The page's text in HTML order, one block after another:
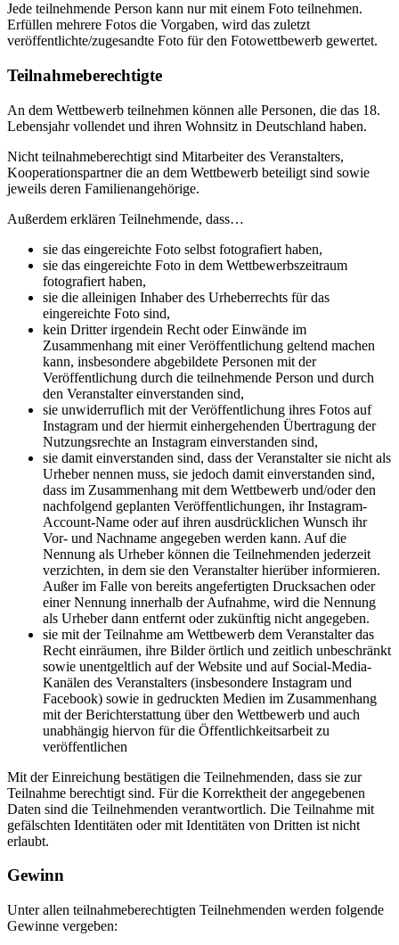
Jede teilnehmende Person kann nur mit einem Foto teilnehmen.
Erfüllen mehrere Fotos die Vorgaben, wird das zuletzt
veröffentlichte/zugesandte Foto für den Fotowettbewerb gewertet.
Teilnahmeberechtigte
An dem Wettbewerb teilnehmen können alle Personen, die das 18.
Lebensjahr vollendet und ihren Wohnsitz in Deutschland haben.
Nicht teilnahmeberechtigt sind Mitarbeiter des Veranstalters,
Kooperationspartner die an dem Wettbewerb beteiligt sind sowie
jeweils deren Familienangehörige.
Außerdem erklären Teilnehmende, dass…
sie das eingereichte Foto selbst fotografiert haben,
sie das eingereichte Foto in dem Wettbewerbszeitraum
fotografiert haben,
sie die alleinigen Inhaber des Urheberrechts für das
eingereichte Foto sind,
kein Dritter irgendein Recht oder Einwände im
Zusammenhang mit einer Veröffentlichung geltend machen
kann, insbesondere abgebildete Personen mit der
Veröffentlichung durch die teilnehmende Person und durch
den Veranstalter einverstanden sind,
sie unwiderruflich mit der Veröffentlichung ihres Fotos auf
Instagram und der hiermit einhergehenden Übertragung der
Nutzungsrechte an Instagram einverstanden sind,
sie damit einverstanden sind, dass der Veranstalter sie nicht als
Urheber nennen muss, sie jedoch damit einverstanden sind,
dass im Zusammenhang mit dem Wettbewerb und/oder den
nachfolgend geplanten Veröffentlichungen, ihr Instagram-
Account-Name oder auf ihren ausdrücklichen Wunsch ihr
Vor- und Nachname angegeben werden kann. Auf die
Nennung als Urheber können die Teilnehmenden jederzeit
verzichten, in dem sie den Veranstalter hierüber informieren.
Außer im Falle von bereits angefertigten Drucksachen oder
einer Nennung innerhalb der Aufnahme, wird die Nennung
als Urheber dann entfernt oder zukünftig nicht angegeben.
sie mit der Teilnahme am Wettbewerb dem Veranstalter das
Recht einräumen, ihre Bilder örtlich und zeitlich unbeschränkt
sowie unentgeltlich auf der Website und auf Social-Media-
Kanälen des Veranstalters (insbesondere Instagram und
Facebook) sowie in gedruckten Medien im Zusammenhang
mit der Berichterstattung über den Wettbewerb und auch
unabhängig hiervon für die Öffentlichkeitsarbeit zu
veröffentlichen
Mit der Einreichung bestätigen die Teilnehmenden, dass sie zur
Teilnahme berechtigt sind. Für die Korrektheit der angegebenen
Daten sind die Teilnehmenden verantwortlich. Die Teilnahme mit
gefälschten Identitäten oder mit Identitäten von Dritten ist nicht
erlaubt.
Gewinn
Unter allen teilnahmeberechtigten Teilnehmenden werden folgende
Gewinne vergeben: